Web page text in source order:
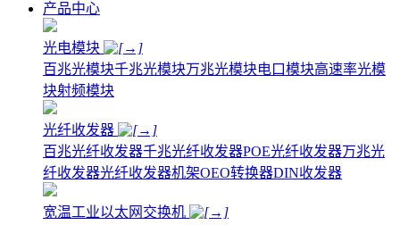
产品中心
光电模块
百兆光模块千兆光模块万兆光模块电口模块高速率光模
块射频模块
光纤收发器
百兆光纤收发器千兆光纤收发器POE光纤收发器万兆光
纤收发器光纤收发器机架OEO转换器DIN收发器
宽温工业以太网交换机